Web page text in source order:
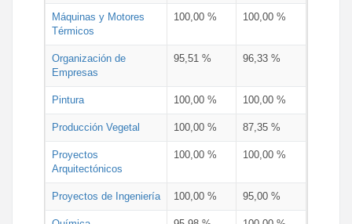
Máquinas y Motores
Térmicos
100,00 % 100,00 %
Organización de
Empresas
95,51 % 96,33 %
Pintura 100,00 % 100,00 %
Producción Vegetal 100,00 % 87,35 %
Proyectos
Arquitectónicos
100,00 % 100,00 %
Proyectos de Ingeniería 100,00 % 95,00 %